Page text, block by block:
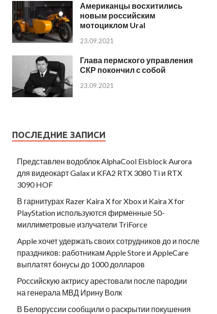
Американцы восхитились
новым российским
мотоциклом Ural
23.09.2021
Глава пермского управления
СКР покончил с собой
23.09.2021
ПОСЛЕДНИЕ ЗАПИСИ
Представлен водоблок AlphaCool Eisblock Aurora
для видеокарт Galax и KFA2 RTX 3080 Ti и RTX
3090 HOF
В гарнитурах Razer Kaira X for Xbox и Kaira X for
PlayStation используются фирменные 50-
миллиметровые излучатели TriForce
Apple хочет удержать своих сотрудников до и после
праздников: работникам Apple Store и AppleCare
выплатят бонусы до 1000 долларов
Российскую актрису арестовали после пародии
на генерала МВД Ирину Волк
В Белоруссии сообщили о раскрытии покушения